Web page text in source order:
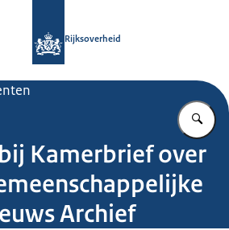
Rijksoverheid
Kamerbrief over
Archief